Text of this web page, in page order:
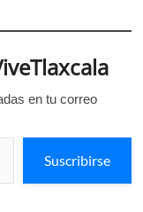
en tu correo
Suscribirse